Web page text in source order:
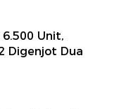
Unit,
Digenjot Dua